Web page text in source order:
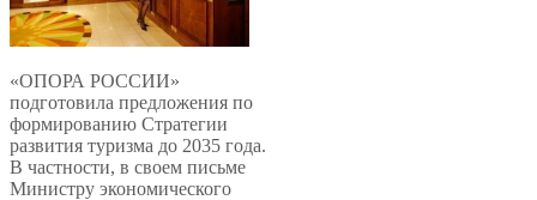
«ОПОРА РОССИИ»
подготовила предложения по
формированию Стратегии
развития туризма до 2035 года.
В частности, в своем письме
Министру экономического